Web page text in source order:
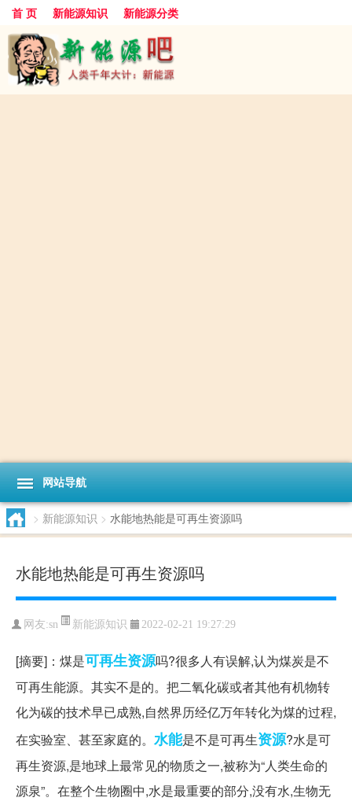
首 页 新能源知识 新能源分类
网站导航
> 新能源知识 > 水能地热能是可再生资源吗
水能地热能是可再生资源吗
网友:sn 新能源知识 2022-02-21 19:27:29
[摘要]：煤是可再生资源吗?很多人有误解,认为煤炭是不
可再生能源。其实不是的。把二氧化碳或者其他有机物转
化为碳的技术早已成熟,自然界历经亿万年转化为煤的过程,
在实验室、甚至家庭的。 水能是不是可再生资源?水是可
再生资源,是地球上最常见的物质之一,被称为“人类生命的
源泉”。在整个生物圈中,水是最重要的部分,没有水,生物无